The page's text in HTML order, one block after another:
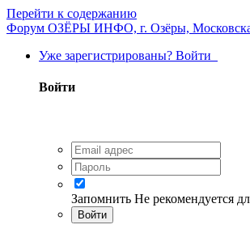
Перейти к содержанию
Форум ОЗЁРЫ ИНФО, г. Озёры,
Уже зарегистрированы? Войти
Войти
Запомнить Не рекомендуется
Войти